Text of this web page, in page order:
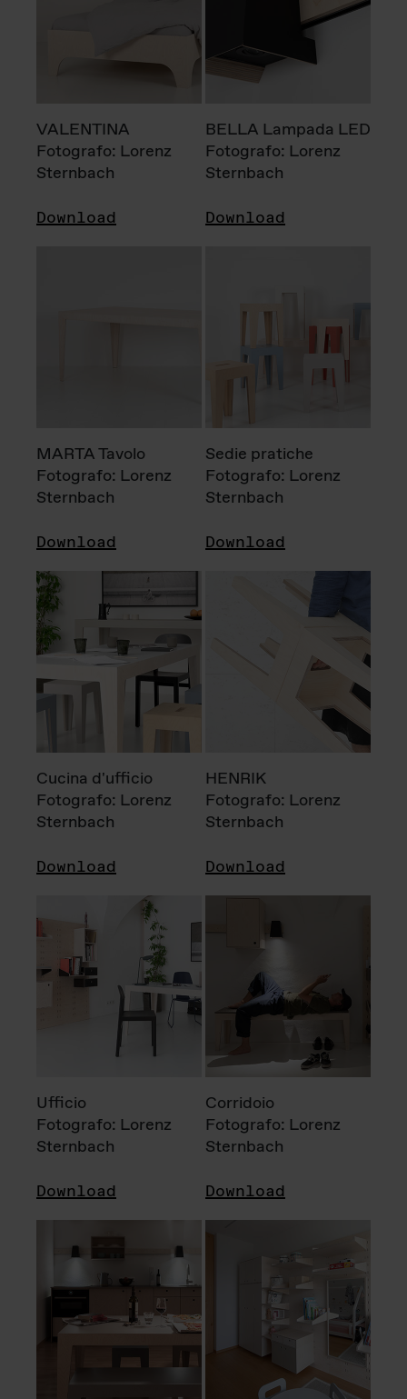
VALENTINA
Fotografo: Lorenz
Sternbach
Download
BELLA Lampada LED
Fotografo: Lorenz
Sternbach
Download
MARTA Tavolo
Fotografo: Lorenz
Sternbach
Download
Sedie pratiche
Fotografo: Lorenz
Sternbach
Download
Cucina d'ufficio
Fotografo: Lorenz
Sternbach
Download
HENRIK
Fotografo: Lorenz
Sternbach
Download
Ufficio
Fotografo: Lorenz
Sternbach
Download
Corridoio
Fotografo: Lorenz
Sternbach
Download